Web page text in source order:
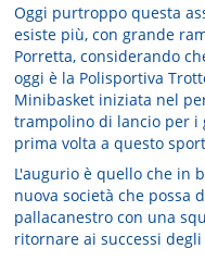
Oggi purtroppo questa
esiste più, con grande
Porretta, considerando
oggi è la Polisportiva
Minibasket iniziata nel
trampolino di lancio per i
prima volta a questo
L'augurio è quello che in
nuova società che possa
pallacanestro con una
ritornare ai successi